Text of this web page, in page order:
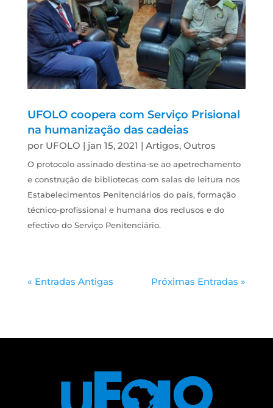
UFOLO coopera com Serviço Prisional
na humanização das cadeias
por UFOLO | jan 15, 2021 | Artigos, Outros
O protocolo assinado destina-se ao apetrechamento
e construção de bibliotecas com salas de leitura nos
Estabelecimentos Penitenciários do país, formação
técnico-profissional e humana dos reclusos e do
efectivo do Serviço Penitenciário.
« Entradas Antigas Próximas Entradas »